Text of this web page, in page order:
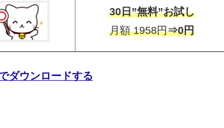
30日”無料”お試し
月額 1958円⇒0円
ダウンロードする